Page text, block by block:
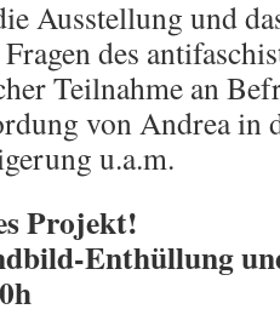
Ausstellung und
des
Teilnahme an
von Andrea in
u.a.m.
Projekt!
Enthüllung